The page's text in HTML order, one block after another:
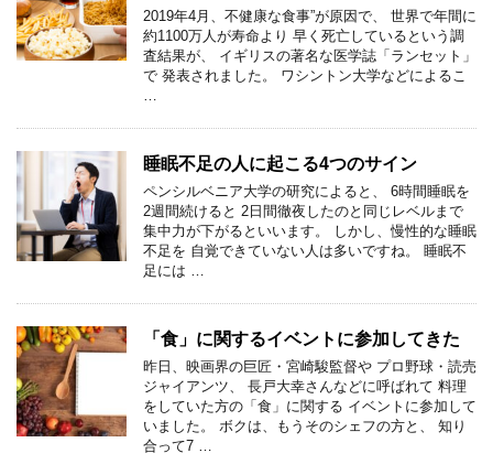
2019年4月、不健康な食事”が原因で、 世界で年間に
約1100万人が寿命より 早く死亡しているという調
査結果が、 イギリスの著名な医学誌「ランセット」
で 発表されました。 ワシントン大学などによるこ
…
睡眠不足の人に起こる4つのサイン
ペンシルベニア大学の研究によると、 6時間睡眠を
2週間続けると 2日間徹夜したのと同じレベルまで
集中力が下がるといいます。 しかし、慢性的な睡眠
不足を 自覚できていない人は多いですね。 睡眠不
足には …
「食」に関するイベントに参加してきた
昨日、映画界の巨匠・宮崎駿監督や プロ野球・読売
ジャイアンツ、 長戸大幸さんなどに呼ばれて 料理
をしていた方の「食」に関する イベントに参加して
いました。 ボクは、もうそのシェフの方と、 知り
合って7 …